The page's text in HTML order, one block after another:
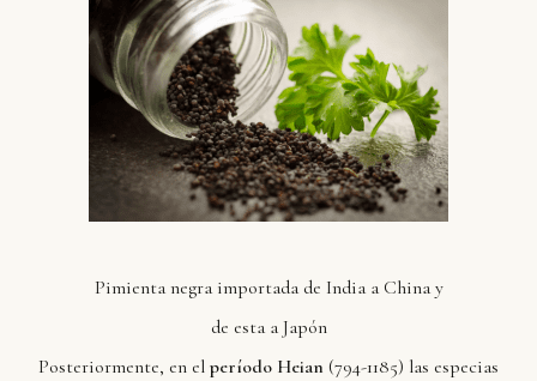
Pimienta negra importada de India a China y
de esta a Japón
Posteriormente, en el período Heian (794-1185) las especias